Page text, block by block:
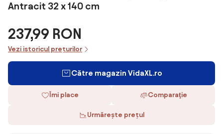
Antracit 32 x 140 cm
237,99 RON
Vezi istoricul prețurilor
Către magazin VidaXL.ro
Îmi place Comparaţie
Urmărește prețul